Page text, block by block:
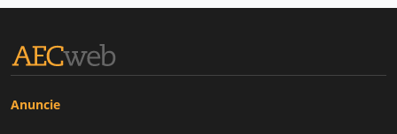
Anuncie